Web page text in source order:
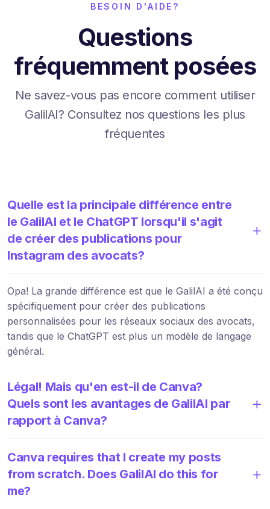
BESOIN D'AIDE?
Questions
fréquemment posées
Ne savez-vous pas encore comment utiliser
GalilAI? Consultez nos questions les plus
fréquentes
Quelle est la principale différence entre
le GalilAI et le ChatGPT lorsqu'il s'agit
de créer des publications pour
Instagram des avocats?
Opa! La grande différence est que le GalilAI a été conçu
spécifiquement pour créer des publications
personnalisées pour les réseaux sociaux des avocats,
tandis que le ChatGPT est plus un modèle de langage
général.
Légal! Mais qu'en est-il de Canva?
Quels sont les avantages de GalilAI par
rapport à Canva?
Canva requires that I create my posts
from scratch. Does GalilAI do this for
me?